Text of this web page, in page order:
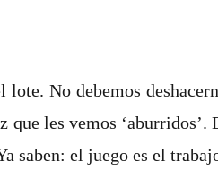
No debemos
les vemos
saben: el juego es el